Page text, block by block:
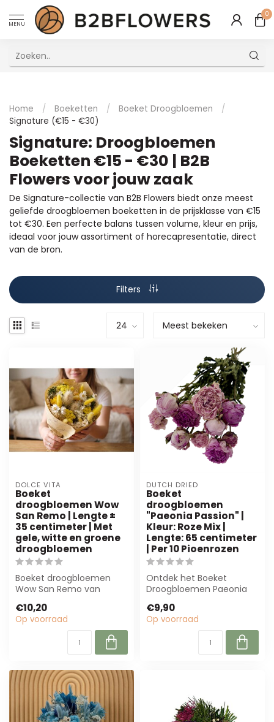
MENU
0
Home / Boeketten / Boeket Droogbloemen
/
Signature (€15 - €30)
Signature: Droogbloemen
Boeketten €15 - €30 | B2B
Flowers voor jouw zaak
De Signature-collectie van B2B Flowers biedt onze meest
geliefde droogbloemen boeketten in de prijsklasse van €15
tot €30. Een perfecte balans tussen volume, kleur en prijs,
ideaal voor jouw assortiment of horecapresentatie, direct
van de bron.
Filters
DOLCE VITA
Boeket
droogbloemen Wow
San Remo | Lengte ±
35 centimeter | Met
gele, witte en groene
droogbloemen
Boeket droogbloemen
Wow San Remo van
35 cm hoog boeket...
€10,20
Op voorraad
DUTCH DRIED
Boeket
droogbloemen
"Paeonia Passion" |
Kleur: Roze Mix |
Lengte: 65 centimeter
| Per 10 Pioenrozen
Ontdek het Boeket
Droogbloemen Paeonia
van gedroogde p...
€9,90
Op voorraad